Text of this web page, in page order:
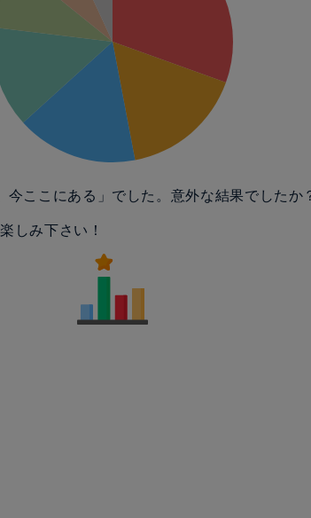
今ここにある」でした。意外な結果でしたか
しみ下さい！